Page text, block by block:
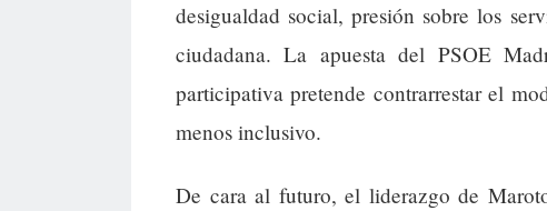
desigualdad social, presión sobre los
ciudadana. La apuesta del PSOE
participativa pretende contrarrestar el
menos inclusivo.
De cara al futuro, el liderazgo de